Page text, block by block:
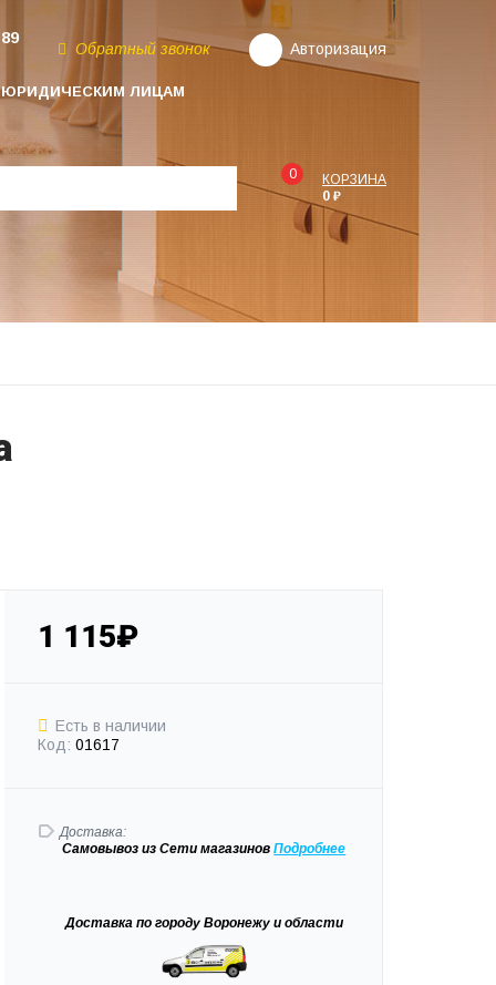
ЮРИДИЧЕСКИМ ЛИЦАМ
Обратный звонок Авторизация
0
КОРЗИНА
0 ₽
1 115₽
Есть в наличии
Код: 01617
Доставка:
Самовывозиз Сети магазиновПодробнее
Доставкапо городу Воронежу и области